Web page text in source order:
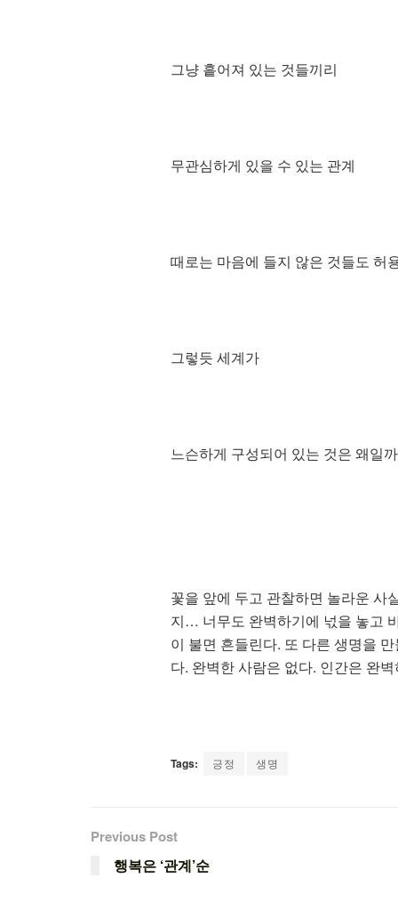
그냥 흩어져 있는 것들끼리
무관심하게 있을 수 있는 관계
때로는 마음에 들지 않은 것들도 허
그렇듯 세계가
느슨하게 구성되어 있는 것은 왜일
꽃을 앞에 두고 관찰하면 놀라운 사
지… 너무도 완벽하기에 넋을 놓고
이 불면 흔들린다. 또 다른 생명을
다. 완벽한 사람은 없다. 인간은 완
Tags: 긍정 생명
Previous Post
행복은 ‘관계’순